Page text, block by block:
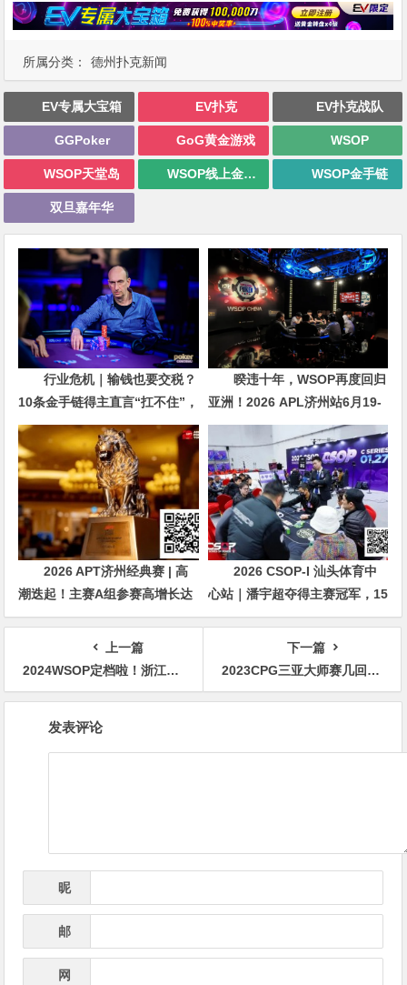
所属分类： 德州扑克新闻
EV专属大宝箱 EV扑克 EV扑克战队
GGPoker GoG黄金游戏 WSOP
WSOP天堂岛 WSOP线上金手链 WSOP金手链
双旦嘉年华
行业危机｜输钱也要交税？
10条金手链得主直言“扛不住”，
主动砍掉四分之三比赛
暌违十年，WSOP再度回归
亚洲！2026 APL济州站6月19-
28日盛大登场！
2026 APT济州经典赛 | 高
潮迭起！主赛A组参赛高增长达
676人次！中国选手 Tony Lin
逆袭夺超级豪客赛冠军！
2026 CSOP-I 汕头体育中
心站｜潘宇超夺得主赛冠军，15
年扑克路，圆梦CSOP！
上一篇
2024WSOP定档啦！浙江玩家陈东成为新晋金手链得主！
下一篇
2023CPG三亚大师赛几回轮转，108人奖励圈泡沫终于产生！陈明聪夺取527万记分牌领衔23人明日竞逐决赛桌席位
发表评论
昵
*
邮
*
网